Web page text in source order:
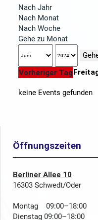
Nach Jahr
Nach Monat
Nach Woche
Gehe zu Monat
Vorheriger Tag
keine Events gefunden
Öffnungszeiten
Berliner Allee 10
16303 Schwedt/Oder
Montag 09:00–18:00
Dienstag 09:00–18:00